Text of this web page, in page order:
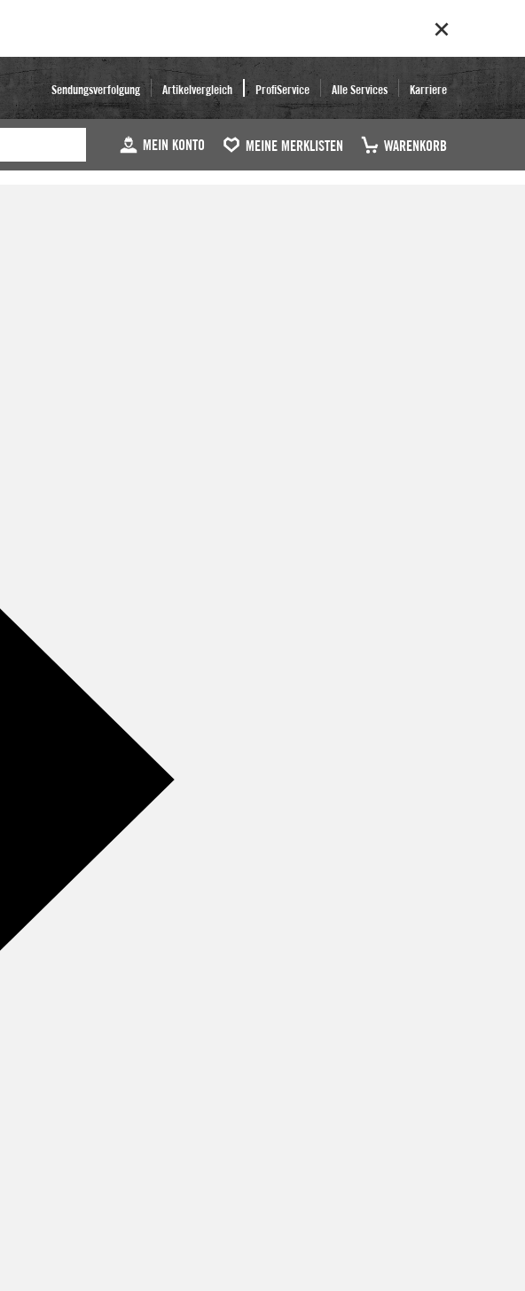
Sendungsverfolgung Artikelvergleich ProfiService Alle Services Karriere
MEIN KONTO MEINE MERKLISTEN WARENKORB